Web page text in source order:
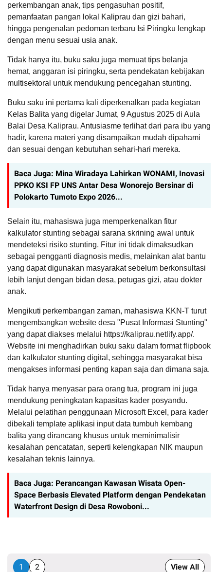
perkembangan anak, tips pengasuhan positif,
pemanfaatan pangan lokal Kaliprau dan gizi bahari,
hingga pengenalan pedoman terbaru Isi Piringku lengkap
dengan menu sesuai usia anak.
Tidak hanya itu, buku saku juga memuat tips belanja
hemat, anggaran isi piringku, serta pendekatan kebijakan
multisektoral untuk mendukung pencegahan stunting.
Buku saku ini pertama kali diperkenalkan pada kegiatan
Kelas Balita yang digelar Jumat, 9 Agustus 2025 di Aula
Balai Desa Kaliprau. Antusiasme terlihat dari para ibu yang
hadir, karena materi yang disampaikan mudah dipahami
dan sesuai dengan kebutuhan sehari-hari mereka.
Baca Juga: Mina Wiradaya Lahirkan WONAMI, Inovasi
PPKO KSI FP UNS Antar Desa Wonorejo Bersinar di
Polokarto Tumoto Expo 2026...
Selain itu, mahasiswa juga memperkenalkan fitur
kalkulator stunting sebagai sarana skrining awal untuk
mendeteksi risiko stunting. Fitur ini tidak dimaksudkan
sebagai pengganti diagnosis medis, melainkan alat bantu
yang dapat digunakan masyarakat sebelum berkonsultasi
lebih lanjut dengan bidan desa, petugas gizi, atau dokter
anak.
Mengikuti perkembangan zaman, mahasiswa KKN-T turut
mengembangkan website desa "Pusat Informasi Stunting"
yang dapat diakses melalui https://kaliprau.netlify.app/.
Website ini menghadirkan buku saku dalam format flipbook
dan kalkulator stunting digital, sehingga masyarakat bisa
mengakses informasi penting kapan saja dan dimana saja.
Tidak hanya menyasar para orang tua, program ini juga
mendukung peningkatan kapasitas kader posyandu.
Melalui pelatihan penggunaan Microsoft Excel, para kader
dibekali template aplikasi input data tumbuh kembang
balita yang dirancang khusus untuk meminimalisir
kesalahan pencatatan, seperti kelengkapan NIK maupun
kesalahan teknis lainnya.
Baca Juga: Perancangan Kawasan Wisata Open-
Space Berbasis Elevated Platform dengan Pendekatan
Waterfront Design di Desa Rowoboni...
1 2 View All